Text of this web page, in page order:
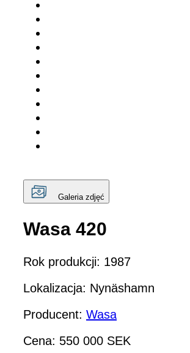
Galeria zdjęć
Wasa 420
Rok produkcji: 1987
Lokalizacja: Nynäshamn
Producent: Wasa
Cena: 550 000 SEK